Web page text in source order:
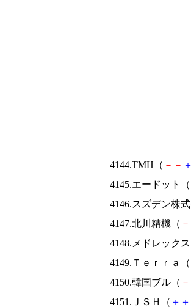
4144.TMH（ － －
4145.エードット（
4146.スズデン株
4147.北川精機（ －
4148.メドレック
4149.Ｔｅｒｒａ（
4150.韓国ブル（ －
4151.ＪＳＨ（ ＋ ＋